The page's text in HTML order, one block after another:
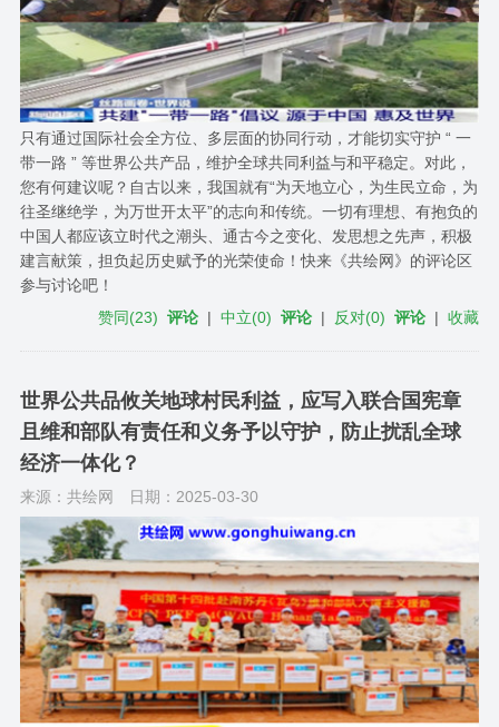
只有通过国际社会全方位、多层面的协同行动，才能切实守护 “ 一
带一路 ” 等世界公共产品，维护全球共同利益与和平稳定。对此，
您有何建议呢？自古以来，我国就有“为天地立心，为生民立命，为
往圣继绝学，为万世开太平”的志向和传统。一切有理想、有抱负的
中国人都应该立时代之潮头、通古今之变化、发思想之先声，积极
建言献策，担负起历史赋予的光荣使命！快来《共绘网》的评论区
参与讨论吧！
赞同(23) 评论 |中立(0) 评论 | 反对(0) 评论 |收藏
世界公共品攸关地球村民利益，应写入联合国宪章
且维和部队有责任和义务予以守护，防止扰乱全球
经济一体化？
来源：共绘网 日期：2025-03-30